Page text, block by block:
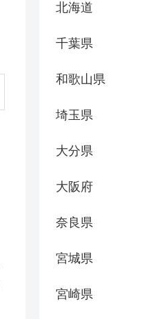
北海道
千葉県
和歌山県
埼玉県
大分県
大阪府
奈良県
宮城県
宮崎県